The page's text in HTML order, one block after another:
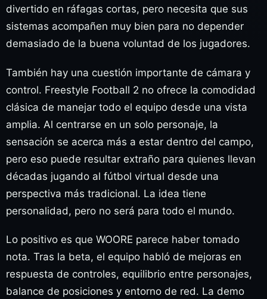
divertido en ráfagas cortas, pero necesita que sus
sistemas acompañen muy bien para no depender
demasiado de la buena voluntad de los jugadores.
También hay una cuestión importante de cámara y
control. Freestyle Football 2 no ofrece la comodidad
clásica de manejar todo el equipo desde una vista
amplia. Al centrarse en un solo personaje, la
sensación se acerca más a estar dentro del campo,
pero eso puede resultar extraño para quienes llevan
décadas jugando al fútbol virtual desde una
perspectiva más tradicional. La idea tiene
personalidad, pero no será para todo el mundo.
Lo positivo es que WOORE parece haber tomado
nota. Tras la beta, el equipo habló de mejoras en
respuesta de controles, equilibrio entre personajes,
balance de posiciones y entorno de red. La demo